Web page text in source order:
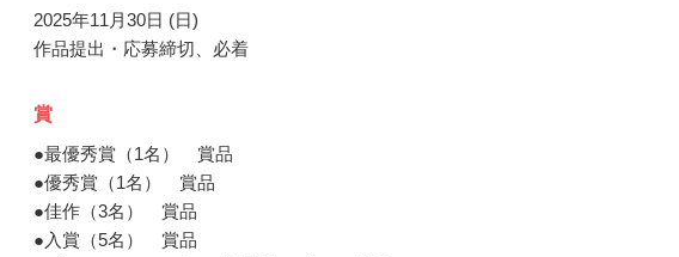
2025年11月30日 (日)
作品提出・応募締切、必着
賞
●最優秀賞（1名） 賞品
●優秀賞（1名） 賞品
●佳作（3名） 賞品
●入賞（5名） 賞品